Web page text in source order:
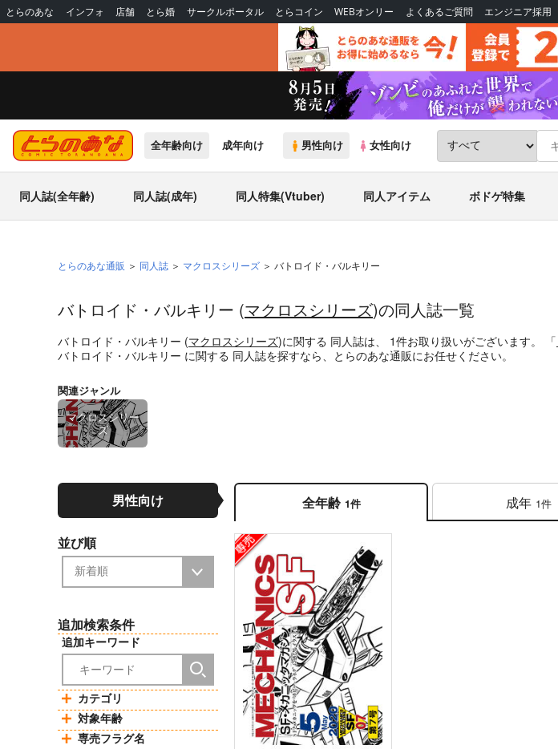
とらのあな インフォ 店舗 とら婚 サークルポータル とらコイン WEBオンリー よくあるご質問 エンジニア採用
全年齢向け 成年向け 男性向け 女性向け
同人誌(全年齢) 同人誌(成年) 同人特集(Vtuber) 同人アイテム ボドゲ特集
とらのあな通販 同人誌 マクロスシリーズ バトロイド・バルキリー
バトロイド・バルキリー (マクロスシリーズ)の同人誌一覧
バトロイド・バルキリー (マクロスシリーズ)に関する 同人誌は、 1件お取り扱いがございます。 「
バトロイド・バルキリー に関する 同人誌を探すなら、とらのあな通販にお任せください。
関連ジャンル
マクロスシリー
ズ
男性向け
並び順
追加検索条件
追加キーワード
カテゴリ
対象年齢
専売フラグ名
全年齢 1件 成年 1件